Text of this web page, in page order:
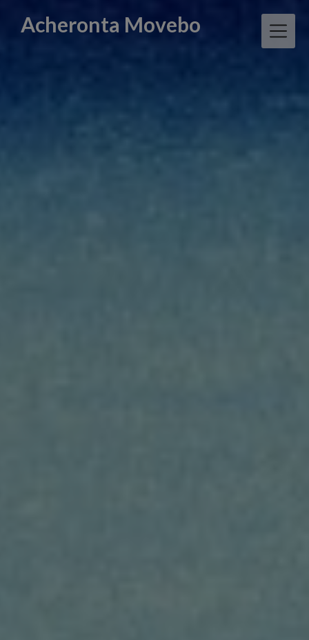
contentAcheronta Movebo